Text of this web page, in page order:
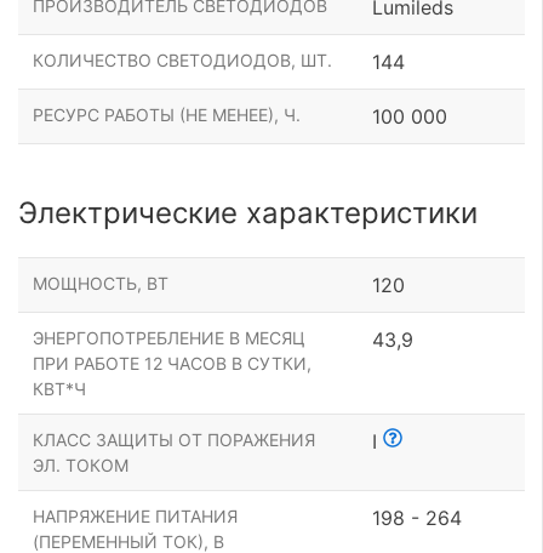
ПРОИЗВОДИТЕЛЬ СВЕТОДИОДОВ Lumileds
КОЛИЧЕСТВО СВЕТОДИОДОВ, ШТ. 144
РЕСУРС РАБОТЫ (НЕ МЕНЕЕ), Ч. 100 000
Электрические характеристики
МОЩНОСТЬ, ВТ 120
ЭНЕРГОПОТРЕБЛЕНИЕ В МЕСЯЦ
ПРИ РАБОТЕ 12 ЧАСОВ В СУТКИ,
КВТ*Ч
43,9
КЛАСС ЗАЩИТЫ ОТ ПОРАЖЕНИЯ
ЭЛ. ТОКОМ
I
НАПРЯЖЕНИЕ ПИТАНИЯ
(ПЕРЕМЕННЫЙ ТОК), В
198 - 264